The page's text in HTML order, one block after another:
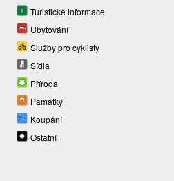
Turistické informace
Ubytování
Služby pro cyklisty
Sídla
Příroda
Památky
Koupání
Ostatní